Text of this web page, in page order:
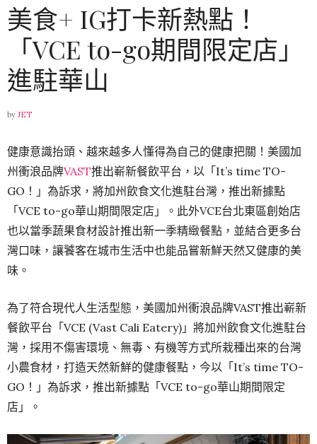
美食+ IG打卡新熱點！
「VCE to-go期間限定店」
進駐華山
by JET
健康意識抬頭、越來越多人懂得為自己的健康把關！美國加
州衝浪品牌VAST推出嶄新餐飲平台，以「It’s time TO-
GO！」為訴求，將加州飲食文化進駐台灣，推出新據點
「VCE to-go華山期間限定店」。此外VCE台北東區創始店
也以當季蔬果食材設計推出新一季精緻餐點，並結合更多台
灣口味，讓饕客在城市生活中也能品嘗新鮮天然又健康的美
味。
為了符合現代人生活型態，美國加州衝浪品牌VAST推出嶄新
餐飲平台「VCE (Vast Cali Eatery)」將加州飲食文化進駐台
灣，採用不傷害環境、無毒、有機等方式所栽種出來的台灣
小農食材，打造天然新鮮的健康餐點，今以「It’s time TO-
GO！」為訴求，推出新據點「VCE to-go華山期間限定
店」。